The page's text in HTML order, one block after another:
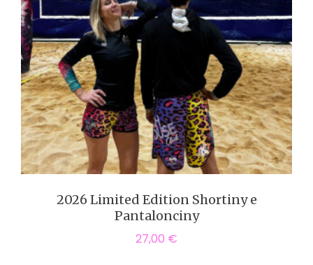
2026 Limited Edition Shortiny e
Pantalonciny
27,00 €